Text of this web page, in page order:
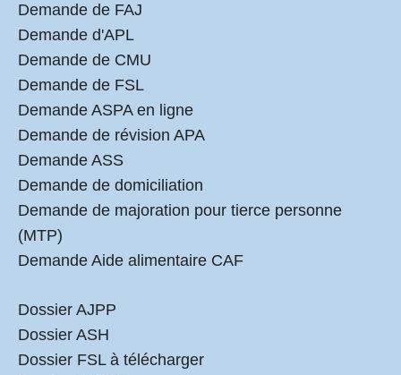
Demande de FAJ
Demande d'APL
Demande de CMU
Demande de FSL
Demande ASPA en ligne
Demande de révision APA
Demande ASS
Demande de domiciliation
Demande de majoration pour tierce personne
(MTP)
Demande Aide alimentaire CAF
Dossier AJPP
Dossier ASH
Dossier FSL à télécharger